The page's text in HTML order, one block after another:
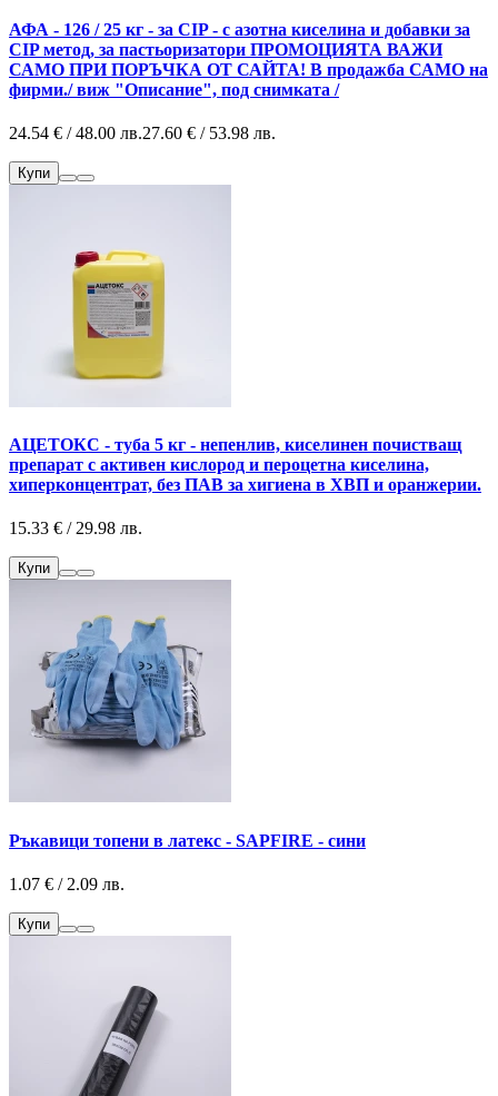
АФА - 126 / 25 кг - за CIP - с азотна киселина и добавки за
CIP метод, за пастьоризатори ПРОМОЦИЯТА ВАЖИ
САМО ПРИ ПОРЪЧКА ОТ САЙТА! В продажба САМО на
фирми./ виж "Описание", под снимката /
24.54 € / 48.00 лв.27.60 € / 53.98 лв.
Купи
АЦЕТОКС - туба 5 кг - непенлив, киселинен почистващ
препарат с активен кислород и пероцетна киселина,
хиперконцентрат, без ПАВ за хигиена в ХВП и оранжерии.
15.33 € / 29.98 лв.
Купи
Ръкавици топени в латекс - SAPFIRE - сини
1.07 € / 2.09 лв.
Купи